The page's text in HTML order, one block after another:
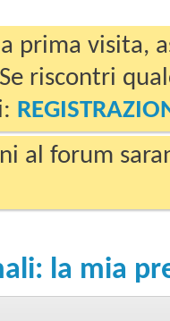
prima visita,
riscontri
al forum
la mia